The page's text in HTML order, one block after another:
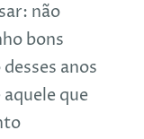
não
bons
anos
que